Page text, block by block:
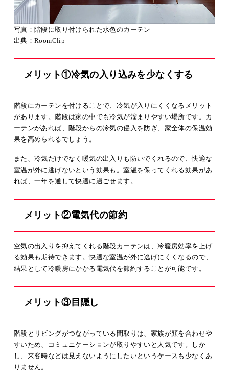
写真：階段に取り付けられた水色のカーテン
出典：RoomClip
メリット①冷気の入り込みを少なくする
階段にカーテンを付けることで、冷気が入りにくくなるメリット
があります。階段は家の中でも冷気が溜まりやすい場所です。カ
ーテンがあれば、階段からの冷気の侵入を防ぎ、家全体の保温効
果を高められるでしょう。
また、冷気だけでなく暖気の出入りも防いでくれるので、快適な
室温が外に逃げないという効果も。室温を保ってくれる効果があ
れば、一年を通して快適に過ごせます。
メリット②電気代の節約
空気の出入りを抑えてくれる階段カーテンは、冷暖房効率を上げ
る効果も期待できます。快適な室温が外に逃げにくくなるので、
結果として冷暖房にかかる電気代を節約することが可能です。
メリット③目隠し
階段とリビングがつながっている間取りは、家族が顔を合わせや
すいため、コミュニケーションが取りやすいと人気です。しか
し、来客時などは見えないようにしたいというケースも少なくあ
りません。